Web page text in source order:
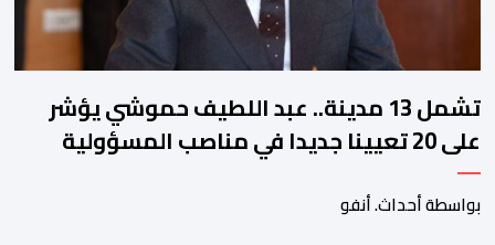
تشمل 13 مدينة.. عبد اللطيف حموشي يؤشر
على 20 تعيينا جديدا في مناصب المسؤولية
بمصالح الأمن الوطني
بواسطة أحداث. أنفو